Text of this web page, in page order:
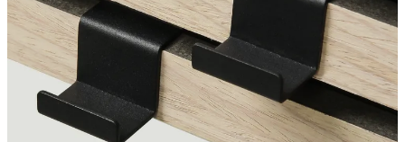
Millex sort krok til
spileplate/akustikk 2
stk
MEDLEMSPRIS
Millex sort hylle 20 cm
til akustikkpanel m/
skruer